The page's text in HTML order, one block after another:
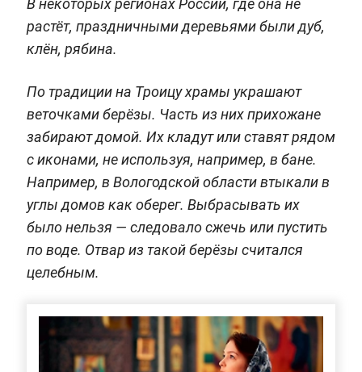
В некоторых регионах России, где она не
растёт, праздничными деревьями были дуб,
клён, рябина.
По традиции на Троицу храмы украшают
веточками берёзы. Часть из них прихожане
забирают домой. Их кладут или ставят рядом
с иконами, не используя, например, в бане.
Например, в Вологодской области втыкали в
углы домов как оберег. Выбрасывать их
было нельзя — следовало сжечь или пустить
по воде. Отвар из такой берёзы считался
целебным.